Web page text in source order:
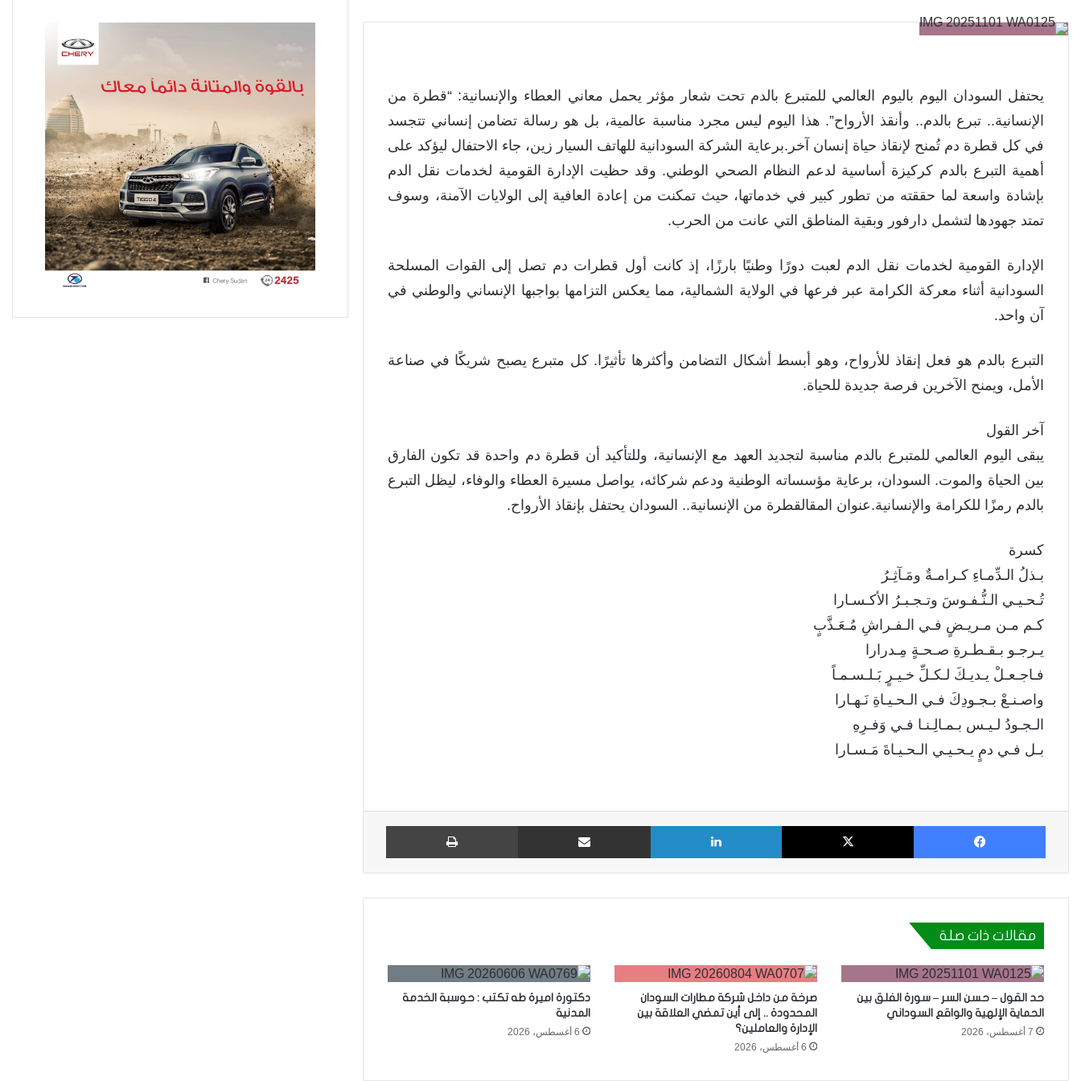
يحتفل السودان اليوم باليوم العالمي للمتبرع بالدم تحت شعار مؤثر يحمل معاني العطاء والإنسانية: “قطرة من
الإنسانية.. تبرع بالدم.. وأنقذ الأرواح”. هذا اليوم ليس مجرد مناسبة عالمية، بل هو رسالة تضامن إنساني تتجسد
في كل قطرة دم تُمنح لإنقاذ حياة إنسان آخر.برعاية الشركة السودانية للهاتف السيار زين، جاء الاحتفال ليؤكد على
أهمية التبرع بالدم كركيزة أساسية لدعم النظام الصحي الوطني. وقد حظيت الإدارة القومية لخدمات نقل الدم
بإشادة واسعة لما حققته من تطور كبير في خدماتها، حيث تمكنت من إعادة العافية إلى الولايات الآمنة، وسوف
تمتد جهودها لتشمل دارفور وبقية المناطق التي عانت من الحرب.
الإدارة القومية لخدمات نقل الدم لعبت دورًا وطنيًا بارزًا، إذ كانت أول قطرات دم تصل إلى القوات المسلحة
السودانية أثناء معركة الكرامة عبر فرعها في الولاية الشمالية، مما يعكس التزامها بواجبها الإنساني والوطني في
آن واحد.
التبرع بالدم هو فعل إنقاذ للأرواح، وهو أبسط أشكال التضامن وأكثرها تأثيرًا. كل متبرع يصبح شريكًا في صناعة
الأمل، ويمنح الآخرين فرصة جديدة للحياة.
آخر القول
يبقى اليوم العالمي للمتبرع بالدم مناسبة لتجديد العهد مع الإنسانية، وللتأكيد أن قطرة دم واحدة قد تكون الفارق
بين الحياة والموت. السودان، برعاية مؤسساته الوطنية ودعم شركائه، يواصل مسيرة العطاء والوفاء، ليظل التبرع
بالدم رمزًا للكرامة والإنسانية.عنوان المقالقطرة من الإنسانية.. السودان يحتفل بإنقاذ الأرواح.
كسرة
بـذلُ الـدِّمـاءِ كـرامـةٌ ومَـآثِـرُ
تُـحـيـي الـنُّـفـوسَ وتـجـبـرُ الأكـسـارا
كـم مـن مـريـضٍ فـي الـفـراشِ مُـعَـذَّبٍ
يـرجـو بـقـطـرةِ صـحـةٍ مِـدرارا
فـاجـعـلْ يـديـكَ لـكـلِّ خـيـرٍ بَـلـسـمـاً
واصـنـعْ بـجـودِكَ فـي الـحـيـاةِ نَـهـارا
الـجـودُ لـيـس بـمـالِـنـا فـي وَفـرِهِ
بـل فـي دمٍ يـحـيـي الـحـيـاةَ مَـسـارا
فيسبوك X لينكدإن مشاركة عبر البريد طباعة
مقالات ذات صلة
حد القول – حسن السر – سورة الفلق بين
الحماية الإلهية والواقع السوداني
7 أغسطس، 2026
صرخة من داخل شركة مطارات السودان
المحدودة .. إلى أين تمضي العلاقة بين
الإدارة والعاملين؟
6 أغسطس، 2026
دكتورة اميرة طه تكتب : حوسبة الخدمة
المدنية
6 أغسطس، 2026